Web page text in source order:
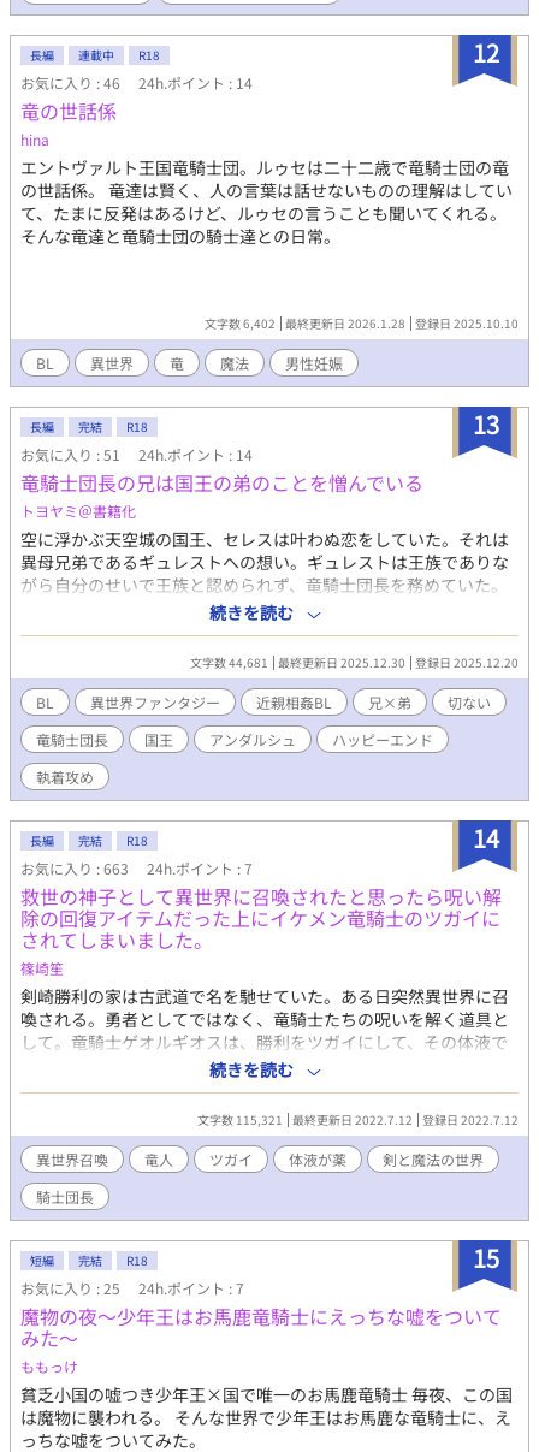
12
長編 連載中 R18
お気に入り : 46 24h.ポイント : 14
竜の世話係
hina
エントヴァルト王国竜騎士団。ルゥセは二十二歳で竜騎士団の竜
の世話係。 竜達は賢く、人の言葉は話せないものの理解はしてい
て、たまに反発はあるけど、ルゥセの言うことも聞いてくれる。
そんな竜達と竜騎士団の騎士達との日常。
文字数 6,402 最終更新日 2026.1.28 登録日 2025.10.10
BL 異世界 竜 魔法 男性妊娠
13
長編 完結 R18
お気に入り : 51 24h.ポイント : 14
竜騎士団長の兄は国王の弟のことを憎んでいる
トヨヤミ＠書籍化
空に浮かぶ天空城の国王、セレスは叶わぬ恋をしていた。それは
異母兄弟であるギュレストへの想い。ギュレストは王族でありな
がら自分のせいで王族と認められず、竜騎士団長を務めていた。
セレスは知っている。ギュレストが自分を憎み、殺したがってい
ることを。だがセレスは知らない。ギュレストもまた、禁じられ
た恋に身を焦がしていることを。 ※黒髪に黒衣の堅物な騎士×金
髪に黄金の瞳の細身の国王の近親相姦カップリング。※最終話ま
で毎日更新。※本編にR描写はありませんが番外編にR描写がある
ためR18にしています。
続きを読む
文字数 44,681 最終更新日 2025.12.30 登録日 2025.12.20
BL 異世界ファンタジー 近親相姦BL 兄×弟
切ない
竜騎士団長
国王 アンダルシュ
ハッピーエンド
執着攻め
14
長編 完結 R18
お気に入り : 663 24h.ポイント : 7
救世の神子として異世界に召喚されたと思ったら呪い解
除の回復アイテムだった上にイケメン竜騎士のツガイに
されてしまいました。
篠崎笙
剣崎勝利の家は古武道で名を馳せていた。ある日突然異世界に召
喚される。勇者としてではなく、竜騎士たちの呪いを解く道具と
して。竜騎士ゲオルギオスは、勝利をツガイにして、その体液で
呪いを解いた。勝利と竜騎士たちは悪神討伐の旅へ向かった
が……。
続きを読む
文字数 115,321 最終更新日 2022.7.12 登録日 2022.7.12
異世界召喚 竜人 ツガイ 体液が薬
剣と魔法の世界
騎士団長
15
短編 完結 R18
お気に入り : 25 24h.ポイント : 7
魔物の夜～少年王はお馬鹿竜騎士にえっちな嘘をついて
みた～
ももっけ
貧乏小国の嘘つき少年王×国で唯一のお馬鹿竜騎士 毎夜、この国
は魔物に襲われる。 そんな世界で少年王はお馬鹿な竜騎士に、え
っちな嘘をついてみた。